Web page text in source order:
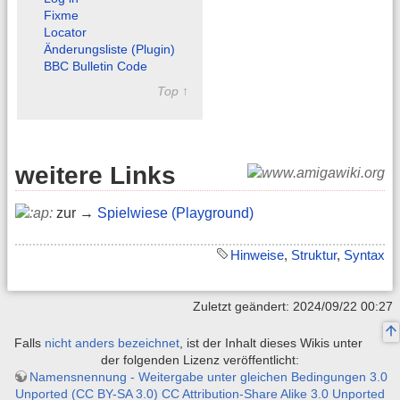
Fixme
Locator
Änderungsliste (Plugin)
BBC Bulletin Code
Top ↑
weitere Links
zur → Spielwiese (Playground)
Hinweise, Struktur, Syntax
Zuletzt geändert: 2024/09/22 00:27
Falls nicht anders bezeichnet, ist der Inhalt dieses Wikis unter
der folgenden Lizenz veröffentlicht:
Namensnennung - Weitergabe unter gleichen Bedingungen 3.0
Unported (CC BY-SA 3.0) CC Attribution-Share Alike 3.0 Unported